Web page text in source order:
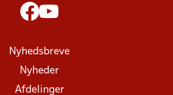
Nyhedsbreve
Nyheder
Afdelinger